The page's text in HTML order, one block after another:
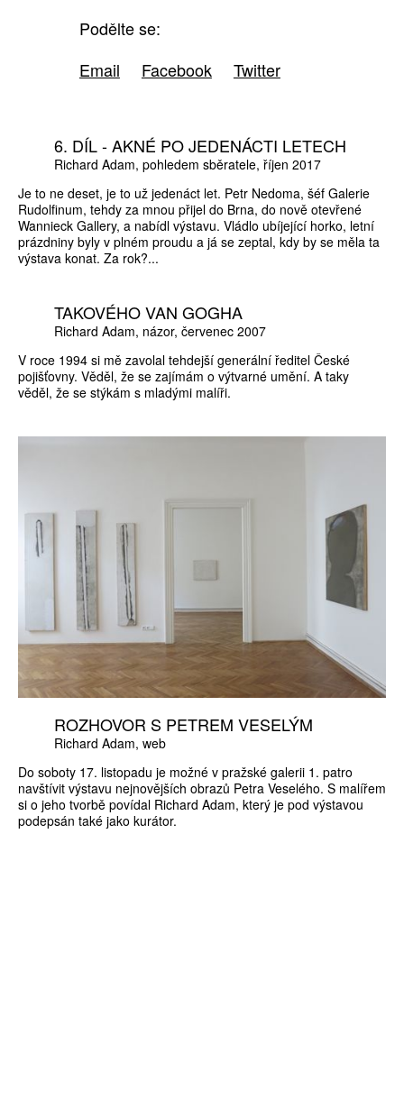
Podělte se:
Email
Facebook Twitter
6. DÍL - AKNÉ PO JEDENÁCTI LETECH
Richard Adam pohledem sběratele říjen 2017
Je to ne deset, je to už jedenáct let. Petr Nedoma, šéf Galerie
Rudolfinum, tehdy za mnou přijel do Brna, do nově otevřené
Wannieck Gallery, a nabídl výstavu. Vládlo ubíjející horko, letní
prázdniny byly v plném proudu a já se zeptal, kdy by se měla ta
výstava konat. Za rok?...
TAKOVÉHO VAN GOGHA
Richard Adam názor červenec 2007
V roce 1994 si mě zavolal tehdejší generální ředitel České
pojišťovny. Věděl, že se zajímám o výtvarné umění. A taky
věděl, že se stýkám s mladými malíři.
ROZHOVOR S PETREM VESELÝM
Richard Adam web
Do soboty 17. listopadu je možné v pražské galerii 1. patro
navštívit výstavu nejnovějších obrazů Petra Veselého. S malířem
si o jeho tvorbě povídal Richard Adam, který je pod výstavou
podepsán také jako kurátor.